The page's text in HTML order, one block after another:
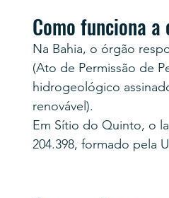
Como funciona
Na Bahia, o órgão
(Ato de Permissão de
hidrogeológico
renovável).
Em Sítio do Quinto, o
204.398, formado pela